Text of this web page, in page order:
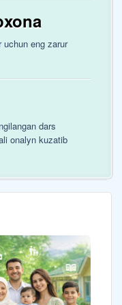
uchun eng zarur
dars
onalyn kuzatib